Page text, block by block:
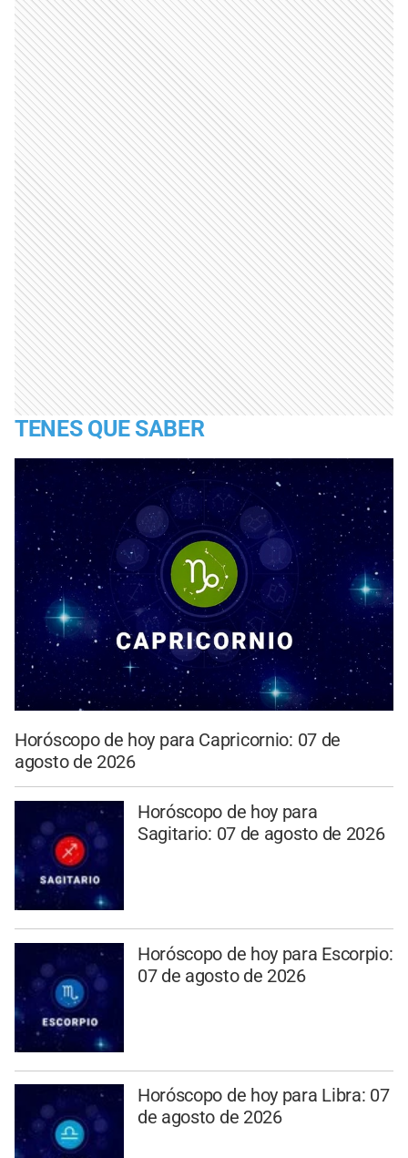
TENES QUE SABER
Horóscopo de hoy para Capricornio: 07 de
agosto de 2026
Horóscopo de hoy para
Sagitario: 07 de agosto de 2026
Horóscopo de hoy para Escorpio:
07 de agosto de 2026
Horóscopo de hoy para Libra: 07
de agosto de 2026